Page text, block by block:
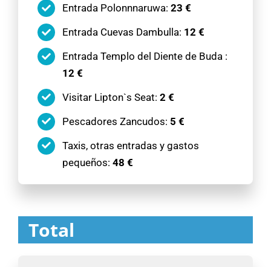
Entrada Polonnnaruwa: 23 €
Entrada Cuevas Dambulla: 12 €
Entrada Templo del Diente de Buda :
12 €
Visitar Lipton`s Seat: 2 €
Pescadores Zancudos: 5 €
Taxis, otras entradas y gastos
pequeños: 48 €
Total